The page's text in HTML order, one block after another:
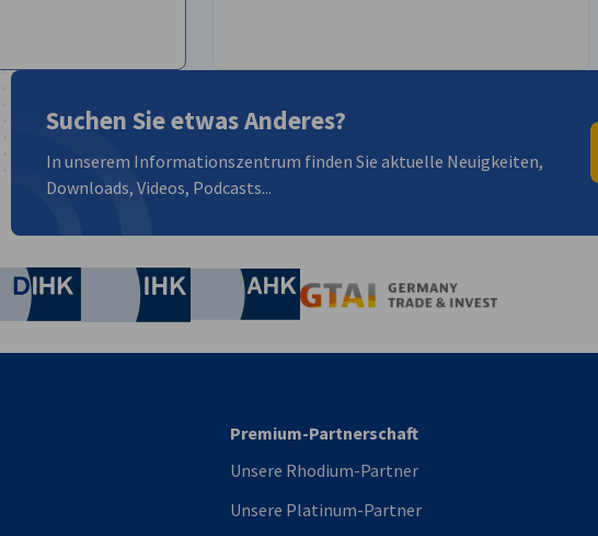
Suchen Sie etwas Anderes?
In unserem Informationszentrum finden Sie aktuelle Neuigkeiten,
Downloads, Videos, Podcasts...
Deutsche Industrie- und Handelskammer
Industrie- und Handelskammer
AHK.de
Premium-Partnerschaft
Unsere Rhodium-Partner
Unsere Platinum-Partner